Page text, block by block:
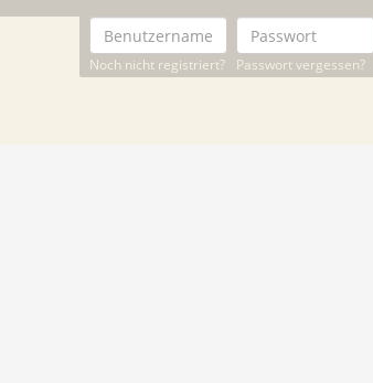
Noch nicht registriert? Passwort vergessen?